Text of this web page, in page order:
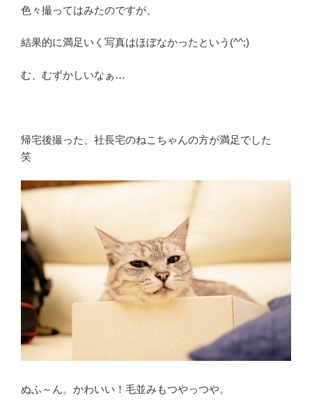
色々撮ってはみたのですが、
結果的に満足いく写真はほぼなかったという(^^;)
む、むずかしいなぁ…
帰宅後撮った、社長宅のねこちゃんの方が満足でした
笑
ぬふ～ん。かわいい！毛並みもつやっつや。